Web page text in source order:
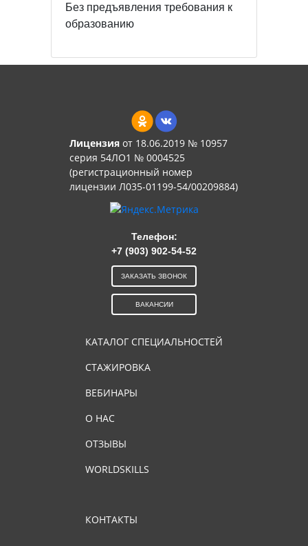
Без предъявления требования к
образованию
Лицензияот 18.06.2019 № 10957
серия 54ЛО1 № 0004525
(регистрационный номер
лицензии Л035-01199-54/00209884)
КАТАЛОГ СПЕЦИАЛЬНОСТЕЙ
СТАЖИРОВКА
ВЕБИНАРЫ
О НАС
ОТЗЫВЫ
WORLDSKILLS
КОНТАКТЫ
Телефон:
+7 (903) 902-54-52
ЗАКАЗАТЬ ЗВОНОК
ВАКАНСИИ